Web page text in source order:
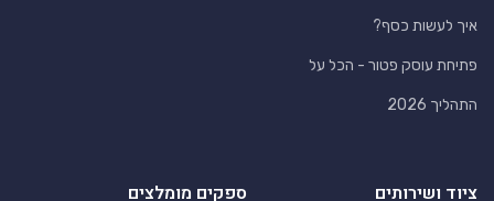
איך לעשות כסף?
פתיחת עוסק פטור - הכל על
התהליך 2026
ציוד ושירותים ספקים מומלצים